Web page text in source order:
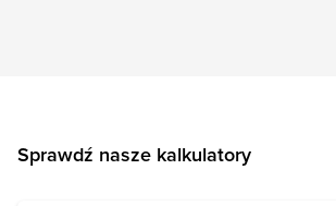
Sprawdź nasze kalkulatory